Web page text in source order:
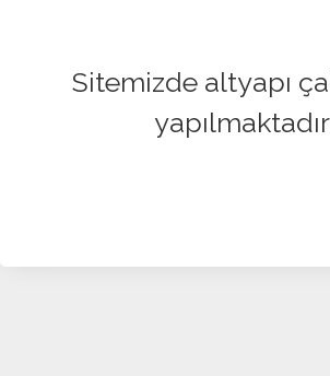
Sitemizde altyapı
yapılmaktadır